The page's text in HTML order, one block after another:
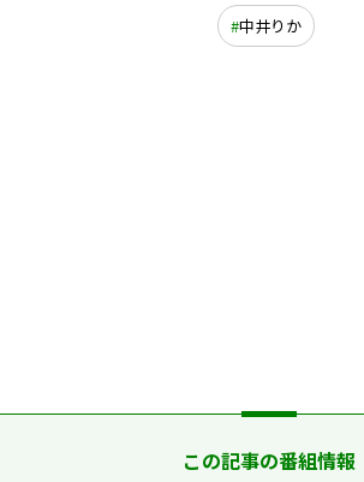
中井りか
この記事の番組情報